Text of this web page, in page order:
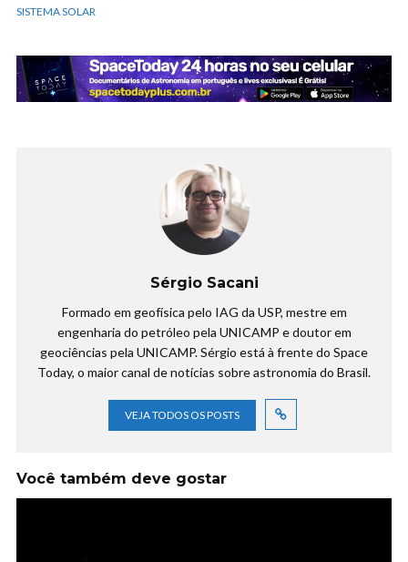
SISTEMA SOLAR
Sérgio Sacani
Formado em geofísica pelo IAG da USP, mestre em
engenharia do petróleo pela UNICAMP e doutor em
geociências pela UNICAMP. Sérgio está à frente do Space
Today, o maior canal de notícias sobre astronomia do Brasil.
VEJA TODOS OS POSTS
Você também deve gostar